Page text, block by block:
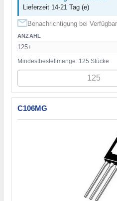
Lieferzeit 14-21 Tag (e)
Benachrichtigung bei
ANZAHL
125+
Mindestbestellmenge: 125 Stücke
C106MG